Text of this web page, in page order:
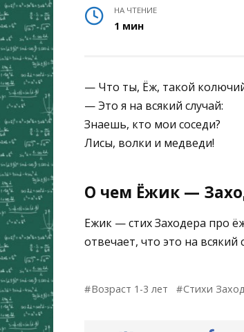
НА ЧТЕНИЕ
1 мин
— Что ты, Ёж, такой
— Это я на всякий случай:
Знаешь, кто мои соседи?
Лисы, волки и медведи!
О чем Ёжик —
Ежик — стих Заходера про
отвечает, что это на
Возраст 1-3 лет Стихи